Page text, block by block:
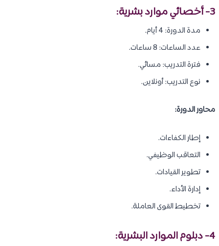
3- أخصائي موارد بشرية:
مدة الدورة: 4 أيام.
عدد الساعات: 8 ساعات.
فترة التدريب: مسائي.
نوع التدريب: أونلاين.
محاور الدورة:
إطار الكفاءات.
التعاقب الوظيفي.
تطوير القيادات.
إدارة الأداء.
تخطيط القوى العاملة.
4- دبلوم الموارد البشرية: